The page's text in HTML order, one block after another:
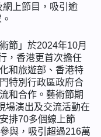
網上節目，吸引逾
節」於2024年10月
，香港更首次擔任
和旅遊部、香港特
特別行政區政府合
和合作。藝術節期
場演出及交流活動在
排70多個線上節
與，吸引超過216萬